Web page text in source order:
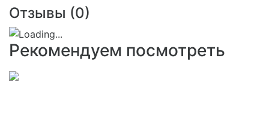
Отзывы (0)
Рекомендуем посмотреть